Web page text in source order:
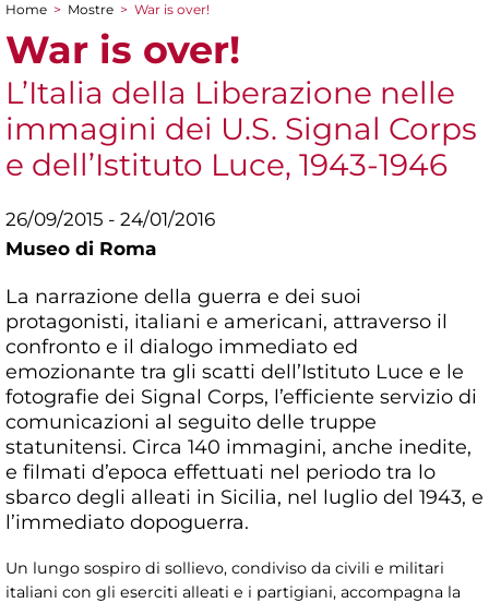
Tu sei qui
Home > Mostre > War is over!
War is over!
L’Italia della Liberazione nelle
immagini dei U.S. Signal Corps
e dell’Istituto Luce, 1943-1946
26/09/2015 - 24/01/2016
Museo di Roma
La narrazione della guerra e dei suoi
protagonisti, italiani e americani, attraverso il
confronto e il dialogo immediato ed
emozionante tra gli scatti dell’Istituto Luce e le
fotografie dei Signal Corps, l’efficiente servizio di
comunicazioni al seguito delle truppe
statunitensi. Circa 140 immagini, anche inedite,
e filmati d’epoca effettuati nel periodo tra lo
sbarco degli alleati in Sicilia, nel luglio del 1943, e
l’immediato dopoguerra.
Un lungo sospiro di sollievo, condiviso da civili e militari
italiani con gli eserciti alleati e i partigiani, accompagna la